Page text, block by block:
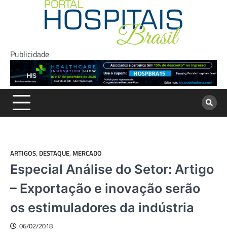
Publicidade
ARTIGOS, DESTAQUE, MERCADO
Especial Análise do Setor: Artigo
– Exportação e inovação serão
os estimuladores da indústria
06/02/2018